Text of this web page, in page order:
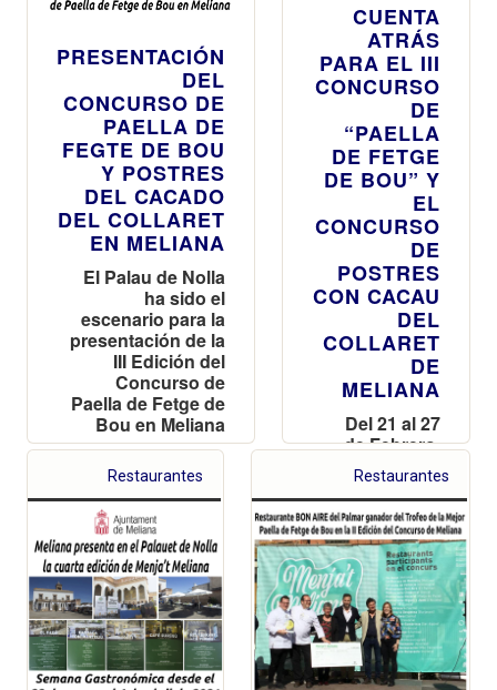
PRESENTACIÓN
DEL
CONCURSO DE
PAELLA DE
FEGTE DE BOU
Y POSTRES
DEL CACADO
DEL COLLARET
EN MELIANA
El Palau de Nolla
ha sido el
escenario para la
presentación de la
III Edición del
Concurso de
Paella de Fetge de
Bou en Meliana
CUENTA
ATRÁS
PARA EL III
CONCURSO
DE
“PAELLA
DE FETGE
DE BOU” Y
EL
CONCURSO
DE
POSTRES
CON CACAU
DEL
COLLARET
DE
MELIANA
Del 21 al 27
de Febrero,
ocho
restaurantes
de Meliana
quieren que
el público
pruebe la
huerta, con
producto de
calidad de
cercanía y de
temporada
Restaurantes Restaurantes